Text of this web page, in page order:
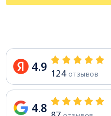
4.9 124отзывов
4.8